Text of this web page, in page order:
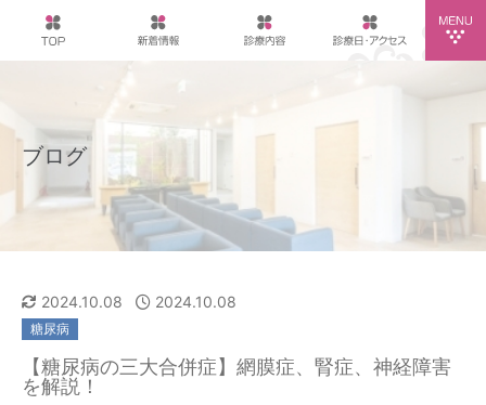
ブログ
2024.10.08 2024.10.08
糖尿病
【糖尿病の三大合併症】網膜症、腎症、神経障害
を解説！